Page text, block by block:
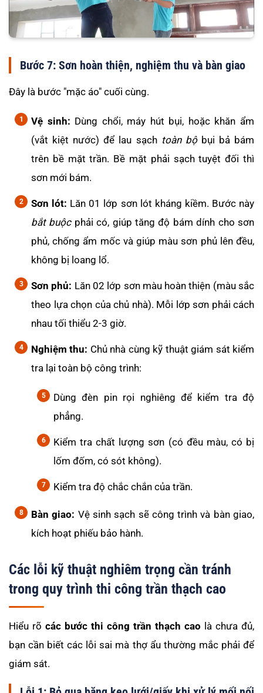
Bước 7: Sơn hoàn thiện, nghiệm thu và bàn giao
Đây là bước "mặc áo" cuối cùng.
Vệ sinh: Dùng chổi, máy hút bụi, hoặc khăn ẩm
(vắt kiệt nước) để lau sạch toàn bộbụi bả bám
trên bề mặt trần. Bề mặt phải sạch tuyệt đối thì
sơn mới bám.
Sơn lót: Lăn 01 lớp sơn lót kháng kiềm. Bước này
bắt buộcphải có, giúp tăng độ bám dính cho sơn
phủ, chống ẩm mốc và giúp màu sơn phủ lên đều,
không bị loang lổ.
Sơn phủ: Lăn 02 lớp sơn màu hoàn thiện (màu sắc
theo lựa chọn của chủ nhà). Mỗi lớp sơn phải cách
nhau tối thiểu 2-3 giờ.
Nghiệm thu: Chủ nhà cùng kỹ thuật giám sát kiểm
tra lại toàn bộ công trình:
Dùng đèn pin rọi nghiêng để kiểm tra độ
phẳng.
Kiểm tra chất lượng sơn (có đều màu, có bị
lốm đốm, có sót không).
Kiểm tra độ chắc chắn của trần.
Bàn giao: Vệ sinh sạch sẽ công trình và bàn giao,
kích hoạt phiếu bảo hành.
Các lỗi kỹ thuật nghiêm trọng cần tránh
trong quy trình thi công trần thạch cao
Hiểu rõ các bước thi công trần thạch cao là chưa đủ,
bạn cần biết các lỗi sai mà thợ ẩu thường mắc phải để
giám sát.